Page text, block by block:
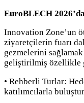
EuroBLECH
Innovation Zone’un
ziyaretçilerin fuarı
gezmelerini
geliştirilmiş özellikle
• Rehberli Turlar:
katılımcılarla